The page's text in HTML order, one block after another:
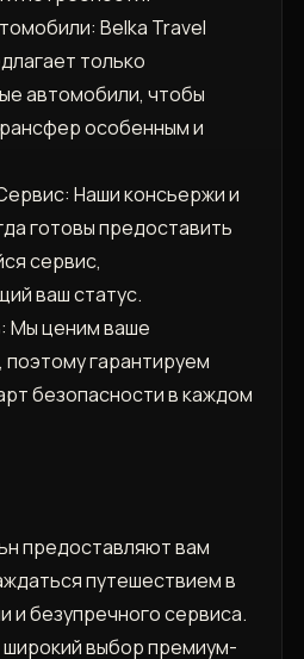
Belka Travel
только
автомобили, чтобы
особенным и
Наши консьержи и
готовы предоставить
сервис,
ваш статус.
Мы ценим ваше
поэтому гарантируем
безопасности в каждом
предоставляют вам
путешествием в
безупречного сервиса.
выбор премиум-